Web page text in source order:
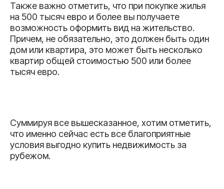
Также важно отметить, что при покупке жилья
на 500 тысяч евро и более вы получаете
возможность оформить вид на жительство.
Причем, не обязательно, это должен быть один
дом или квартира, это может быть несколько
квартир общей стоимостью 500 или более
тысяч евро.
Суммируя все вышесказанное, хотим отметить,
что именно сейчас есть все благоприятные
условия выгодно купить недвижимость за
рубежом.